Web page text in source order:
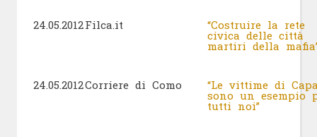
24.05.2012Filca.it “Costruire la rete
civica delle città
martiri della
24.05.2012Corriere di Como “Le vittime di
sono un esempio
tutti noi”